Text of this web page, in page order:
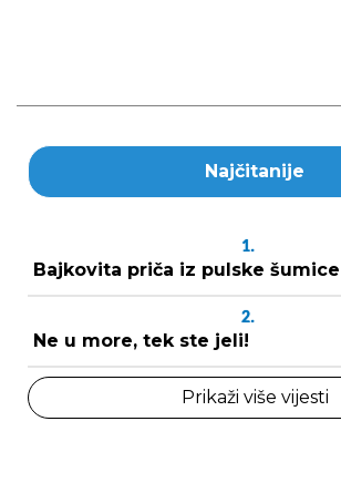
Najčitanije
1.
Bajkovita priča iz pulske šumice
2.
Ne u more, tek ste jeli!
Prikaži više vijesti